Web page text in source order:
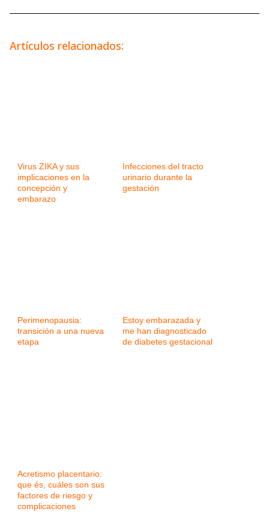
Artículos relacionados:
Virus ZIKA y sus
implicaciones en la
concepción y
embarazo
Infecciones del tracto
urinario durante la
gestación
Perimenopausia:
transición a una nueva
etapa
Estoy embarazada y
me han diagnosticado
de diabetes gestacional
Acretismo placentario:
que és, cuáles son sus
factores de riesgo y
complicaciones